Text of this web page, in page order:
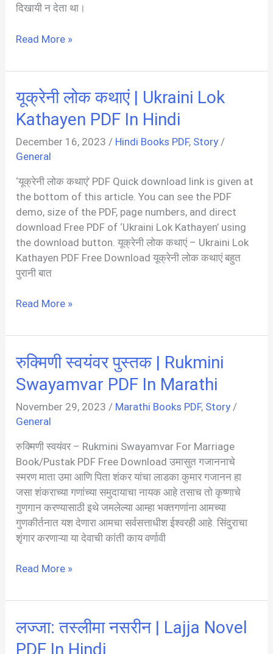
दिखायी न देता था।
एक
पानि
Ek
Lota
PDF
In
Hindi
Read More »
यूक्रेनी लोक कथाएं | Ukraini Lok
Kathayen PDF In Hindi
December 16, 2023 / Hindi Books PDF, Story /
General
‘यूक्रेनी लोक कथाएं’ PDF Quick download link is given at
the bottom of this article. You can see the PDF
demo, size of the PDF, page numbers, and direct
download Free PDF of ‘Ukraini Lok Kathayen’ using
the download button. यूक्रेनी लोक कथाएं – Ukraini Lok
Kathayen PDF Free Download यूक्रेनी लोक कथाएं बहुत
पुरानी बात
यूक्रेनी
कथाएं
Ukraini
Lok
Kathayen
PDF
In
Hindi
Read More »
रुक्मिणी स्वयंवर पुस्तक | Rukmini
Swayamvar PDF In Marathi
November 29, 2023 / Marathi Books PDF, Story /
General
रुक्मिणी स्वयंवर – Rukmini Swayamvar For Marriage
Book/Pustak PDF Free Download उमासुत गजाननाचे
स्मरण माता उमा आणि पिता शंकर यांचा लाडका कुमार गजानन हा
जसा शंकराच्या गणांच्या समुदायाचा नायक आहे तसाच तो कृष्णाचे
गुणगान करण्यासाठी इथे जमलेल्या आम्हा भक्तगणांना आमच्या
गुणकीर्तनात यश देणारा आमचा सर्वसत्ताधीश ईश्वरही आहे. सिंदुराचा
शृंगार करणाऱ्या या देवाची कांती काय वर्णावी
रुक्मिणी
पुस्तक
Rukmini
Swayamvar
Read More »
लज्जा: तस्लीमा नसरीन | Lajja Novel
PDF In Hindi